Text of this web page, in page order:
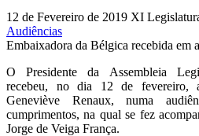
12 de Fevereiro de 2019 XI
Audiências
Embaixadora da Bélgica recebida em
O Presidente da Assembleia
recebeu, no dia 12 de fevereiro,
Geneviève Renaux, numa
cumprimentos, na qual se fez
Jorge de Veiga França.